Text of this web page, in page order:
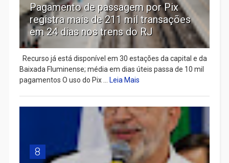
Pagamento de passagem por Pix
registra mais de 211 mil transações
em 24 dias nos trens do RJ
Recurso já está disponível em 30 estações da capital e da
Baixada Fluminense; média em dias úteis passa de 10 mil
pagamentos O uso do Pix ... Leia Mais
8